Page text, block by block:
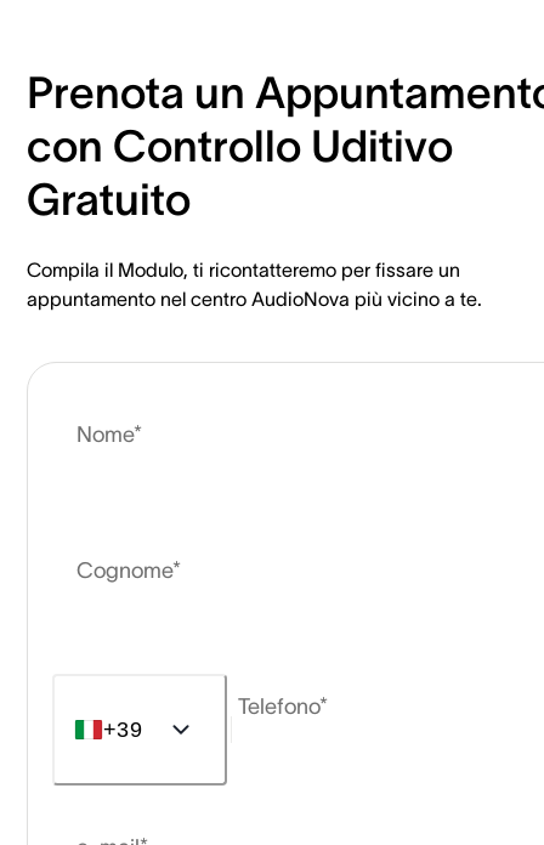
Prenota un
con Controllo Uditivo
Gratuito
Compila il Modulo, ti ricontatteremo per fissare un
appuntamento nel centro AudioNova più vicino a te.
Nome*
Cognome*
+39
Telefono*